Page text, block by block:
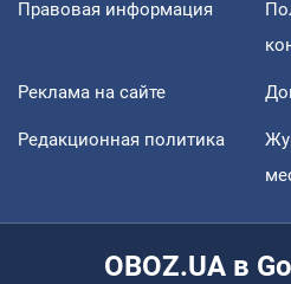
Правовая информация
Реклама на сайте
Редакционная политика
OBOZ.UA в